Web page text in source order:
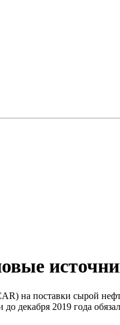
на поставки сырой
2019 года